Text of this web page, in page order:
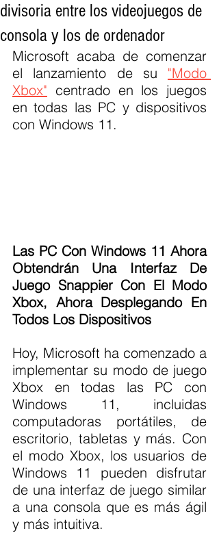
divisoria entre los videojuegos de
consola y los de ordenador
Microsoft acaba de comenzar
el lanzamiento de su "Modo
Xbox" centrado en los juegos
en todas las PC y dispositivos
con Windows 11.
Las PC Con Windows 11 Ahora
Obtendrán Una Interfaz De
Juego Snappier Con El Modo
Xbox, Ahora Desplegando En
Todos Los Dispositivos
Hoy, Microsoft ha comenzado a
implementar su modo de juego
Xbox en todas las PC con
Windows 11, incluidas
computadoras portátiles, de
escritorio, tabletas y más. Con
el modo Xbox, los usuarios de
Windows 11 pueden disfrutar
de una interfaz de juego similar
a una consola que es más ágil
y más intuitiva.